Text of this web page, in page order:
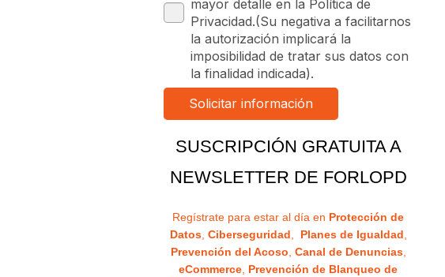
mayor detalle en la Política de
Privacidad.(Su negativa a facilitarnos
la autorización implicará la
imposibilidad de tratar sus datos con
la finalidad indicada).
SUSCRIPCIÓN GRATUITA A
NEWSLETTER DE FORLOPD
Regístrate para estar al día en Protección de
Datos, Ciberseguridad, Planes de Igualdad,
Prevención del Acoso, Canal de Denuncias,
eCommerce, Prevención de Blanqueo de